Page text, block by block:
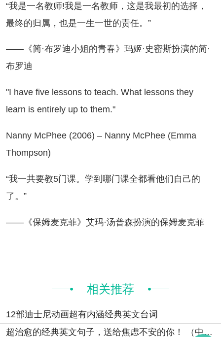
是一名教师!我是一名教师，这是我最初的选择，
最终的归属，也是一生一世的责任。”
简·布罗迪小姐的青春》玛姬·史密斯扮演的简·
布罗迪
five lessons to teach. What lessons they
learn is entirely up to them."
McPhee (2006) – Nanny McPhee (Emma
Thompson)
一共要教5门课。学到哪门课全都看他们自己的
了。”
保姆麦克菲》艾玛·汤普森扮演的保姆麦克菲
相关推荐
12部迪士尼动画超有内涵经典英文台词
超治愈的经典英文句子，送给焦虑不安的你！ （中英对照）